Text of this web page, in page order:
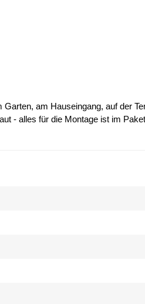
am Hauseingang, auf der
- alles für die Montage ist im